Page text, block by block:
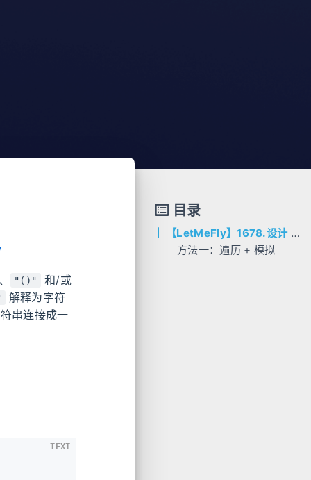
、 "()" 和/或
解释为字符
串连接成一
TEXT
目录
【LetMeFly】1678.设计 Goal 解析器
方法一：遍历 + 模拟